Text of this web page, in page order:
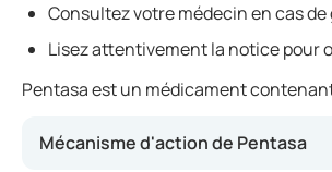
Consultez votre médecin en cas
Lisez attentivement la notice pour
Pentasa est un médicament
Mécanisme d'action de Pentasa